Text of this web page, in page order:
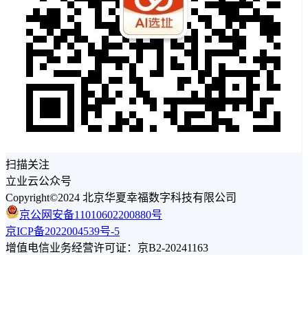
扫描关注
立业云公众号
Copyright©2024 北京华夏幸福数字科技有限公司
京公网安备11010602200880号
京ICP备2022004539号-5
增值电信业务经营许可证：京B2-20241163